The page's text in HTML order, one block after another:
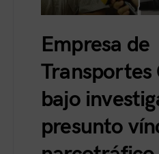
Empresa de
Transportes
bajo
presunto